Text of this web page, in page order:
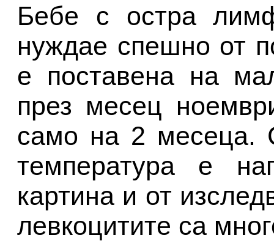
Бебе с остра
нуждае спешно от
е поставена на
през месец
само на 2 месеца.
температура е
картина и от
левкоцитите са